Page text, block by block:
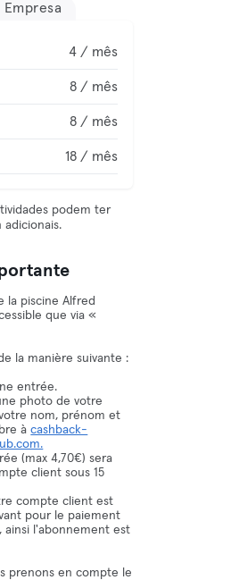
Empresa
4 / mês
8 / mês
8 / mês
18 / mês
podem ter
adicionais.
la piscine Alfred
que via «
la manière suivante :
entrée.
photo de votre
nom, prénom et
àcashback-
(max 4,70€) sera
client sous 15
compte client est
pour le paiement
ainsi l'abonnement est
prenons en compte le